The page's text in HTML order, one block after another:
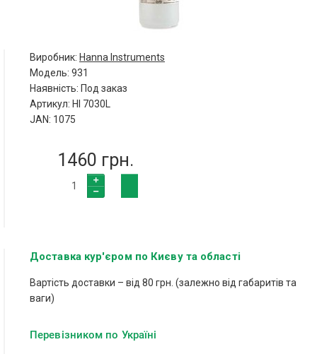
Виробник: Hanna Instruments
Модель: 931
Наявність: Под заказ
Артикул: HI 7030L
JAN: 1075
1460 грн.
Доставка кур'єром по Києву та області
Вартість доставки – від 80 грн. (залежно від габаритів та
ваги)
Перевізником по Україні